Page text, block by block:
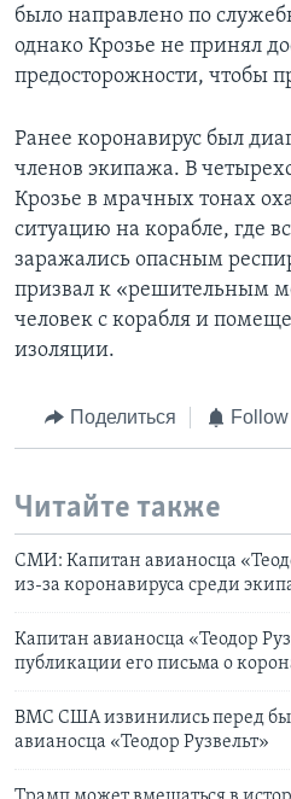
было направлено по
однако Крозье не принял
предосторожности, чтобы
Ранее коронавирус был
членов экипажа. В
Крозье в мрачных тонах
ситуацию на корабле, где
заражались опасным
призвал к «решительным
человек с корабля и
изоляции.
Поделиться
Читайте также
СМИ: Капитан авианосца
из-за коронавируса среди
Капитан авианосца «Теодор
публикации его письма о
ВМС США извинились перед
авианосца «Теодор Рузвельт»